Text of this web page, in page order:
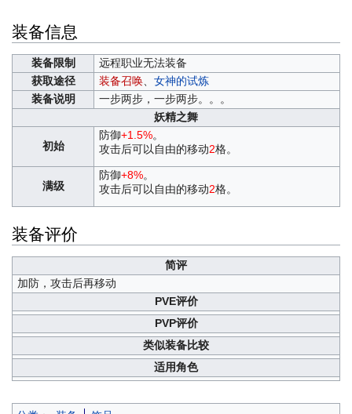
装备信息
装备限制
远程职业无法装备
获取途径
装备召唤、 女神的试炼
装备说明
一步两步，一步两步。。。
妖精之舞
初始
防御+1.5%。
攻击后可以自由的移动2格。
满级
防御+8%。
攻击后可以自由的移动2格。
装备评价
简评
加防，攻击后再移动
PVE评价
PVP评价
类似装备比较
适用角色